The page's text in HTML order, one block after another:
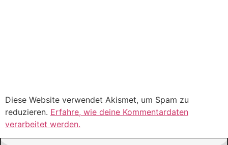
Diese Website verwendet Akismet, um Spam zu
reduzieren. Erfahre, wie deine Kommentardaten
verarbeitet werden.